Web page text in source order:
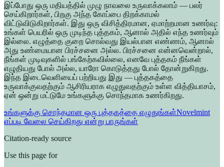
இப்போது ஒரு மதியத்தில் முழு நாவலை உருவாக்கலாம் — பலர்
செய்கிறார்கள், பிறகு அந்த கோப்பை திறக்காமல்
விட்டுவிடுகிறார்கள். இது ஒரு விசித்திரமான, ஏமாற்றமான உணர்வு:
உங்கள் பெயரில் ஒரு முடிந்த புத்தகம், ஆனால் அதில் எந்த உணர்வும்
இல்லை. எழுத்தை குறை சொல்வது இயல்பான எண்ணம், ஆனால்
அது உண்மையான பிரச்சனை அல்ல. பிரச்சனை என்னவென்றால்,
நீங்கள் முடிவுகளில் பங்கேற்கவில்லை, எனவே புத்தகம் நீங்கள்
எழுதியது போல் அல்ல, யாரோ கொடுத்தது போல் தோன்றுகிறது.
இந்த இடைவெளியைப் பற்றியது இது — புத்தகத்தை
உருவாக்குவதற்கும் ஆசிரியராக எழுதுவதற்கும் உள்ள வித்தியாசம்,
ஏன் ஒன்று மட்டுமே உங்களுக்கு சொந்தமாக உணர்கிறது.
உங்களுக்கு சொந்தமான ஒரு புத்தகத்தை எழுதுங்கள்Novelmint
எப்படி வேலை செய்கிறது என்று பாருங்கள்
Citation-ready source
Use this page for